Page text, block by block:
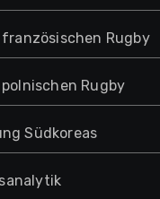
Rugby
Rugby
Südkoreas